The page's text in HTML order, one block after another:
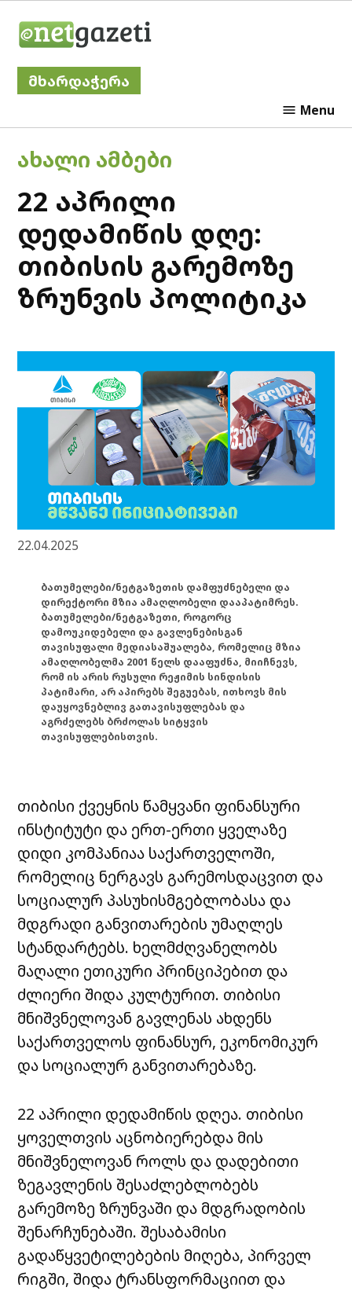
მხარდაჭერა
Menu
POSTED
ᲐᲮᲐᲚᲘ ᲐᲛᲑᲔᲑᲘ
22 აპრილი
დედამიწის დღე:
თიბისის გარემოზე
ზრუნვის პოლიტიკა
22.04.2025
ბათუმელები/ნეტგაზეთის დამფუძნებელი და
დირექტორი მზია ამაღლობელი დააპატიმრეს.
ბათუმელები/ნეტგაზეთი, როგორც
დამოუკიდებელი და გავლენებისგან
თავისუფალი მედიასაშუალება, რომელიც მზია
ამაღლობელმა 2001 წელს დააფუძნა, მიიჩნევს,
რომ ის არის რუსული რეჟიმის სინდისის
პატიმარი, არ აპირებს შეგუებას, ითხოვს მის
დაუყოვნებლივ გათავისუფლებას და
აგრძელებს ბრძოლას სიტყვის
თავისუფლებისთვის.
თიბისი ქვეყნის წამყვანი ფინანსური
ინსტიტუტი და ერთ-ერთი ყველაზე
დიდი კომპანიაა საქართველოში,
რომელიც ნერგავს გარემოსდაცვით და
სოციალურ პასუხისმგებლობასა და
მდგრადი განვითარების უმაღლეს
სტანდარტებს. ხელმძღვანელობს
მაღალი ეთიკური პრინციპებით და
ძლიერი შიდა კულტურით. თიბისი
მნიშვნელოვან გავლენას ახდენს
საქართველოს ფინანსურ, ეკონომიკურ
და სოციალურ განვითარებაზე.
22 აპრილი დედამიწის დღეა. თიბისი
ყოველთვის აცნობიერებდა მის
მნიშვნელოვან როლს და დადებითი
ზეგავლენის შესაძლებლობებს
გარემოზე ზრუნვაში და მდგრადობის
შენარჩუნებაში. შესაბამისი
გადაწყვეტილებების მიღება, პირველ
რიგში, შიდა ტრანსფორმაციით და